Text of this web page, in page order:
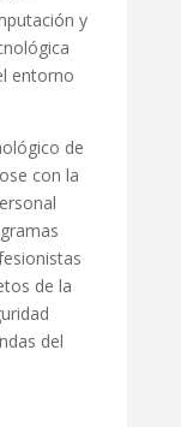
y
entorno
de
con la
de la
del